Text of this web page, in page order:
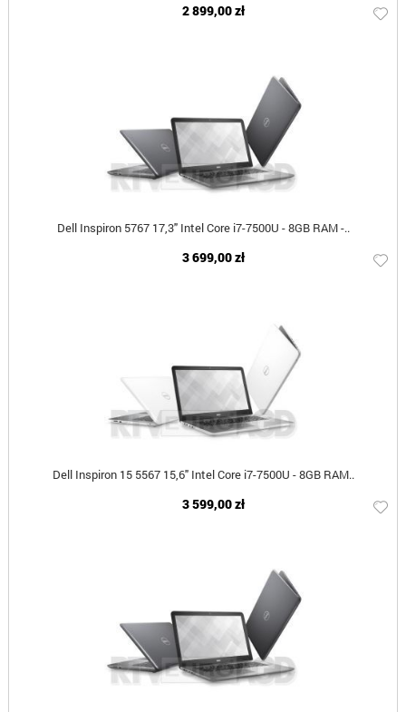
2 899,00 zł
Dell Inspiron 5767 17,3" Intel Core i7-7500U - 8GB RAM -..
3 699,00 zł
Dell Inspiron 15 5567 15,6" Intel Core i7-7500U - 8GB RAM..
3 599,00 zł